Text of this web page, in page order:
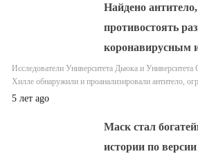
Найдено
противостоять
коронавирусным
Исследователи Университета Дьюка и
Хилле обнаружили и проанализировали антитело,
5 лет ago
Маск стал
истории по